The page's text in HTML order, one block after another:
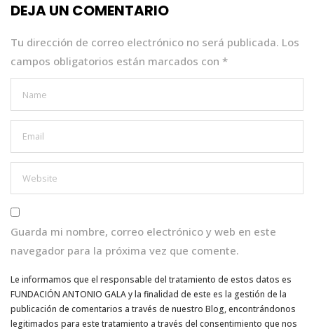
o
k
p
DEJA UN COMENTARIO
Tu dirección de correo electrónico no será publicada. Los
campos obligatorios están marcados con *
Guarda mi nombre, correo electrónico y web en este
navegador para la próxima vez que comente.
Le informamos que el responsable del tratamiento de estos datos es
FUNDACIÓN ANTONIO GALA y la finalidad de este es la gestión de la
publicación de comentarios a través de nuestro Blog, encontrándonos
legitimados para este tratamiento a través del consentimiento que nos